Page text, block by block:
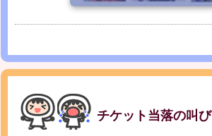
チケット当落の叫び